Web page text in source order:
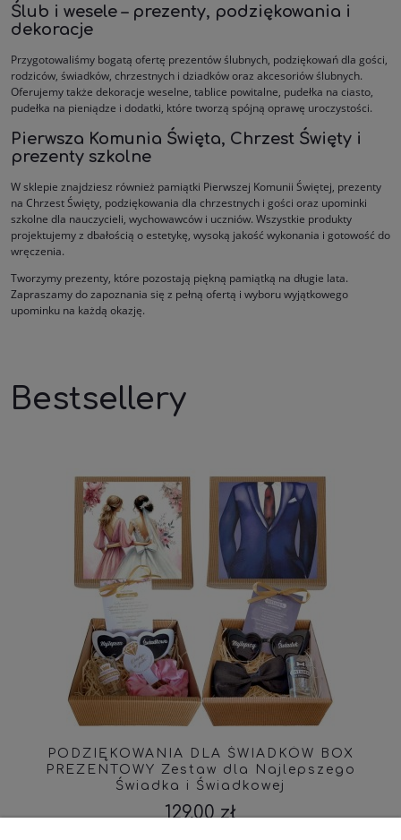
Ślub i wesele – prezenty, podziękowania i
dekoracje
Przygotowaliśmy bogatą ofertę prezentów ślubnych, podziękowań dla gości,
rodziców, świadków, chrzestnych i dziadków oraz akcesoriów ślubnych.
Oferujemy także dekoracje weselne, tablice powitalne, pudełka na ciasto,
pudełka na pieniądze i dodatki, które tworzą spójną oprawę uroczystości.
Pierwsza Komunia Święta, Chrzest Święty i
prezenty szkolne
W sklepie znajdziesz również pamiątki Pierwszej Komunii Świętej, prezenty
na Chrzest Święty, podziękowania dla chrzestnych i gości oraz upominki
szkolne dla nauczycieli, wychowawców i uczniów. Wszystkie produkty
projektujemy z dbałością o estetykę, wysoką jakość wykonania i gotowość do
wręczenia.
Tworzymy prezenty, które pozostają piękną pamiątką na długie lata.
Zapraszamy do zapoznania się z pełną ofertą i wyboru wyjątkowego
upominku na każdą okazję.
Bestsellery
PODZIĘKOWANIA DLA ŚWIADKÓW BOX
PREZENTOWY Zestaw dla Najlepszego
Świadka i Świadkowej
129,00 zł